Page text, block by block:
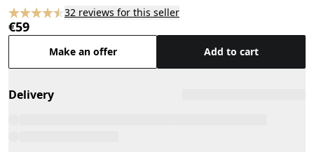
32 reviews for this seller
€59
Make an offer Add to cart
Delivery